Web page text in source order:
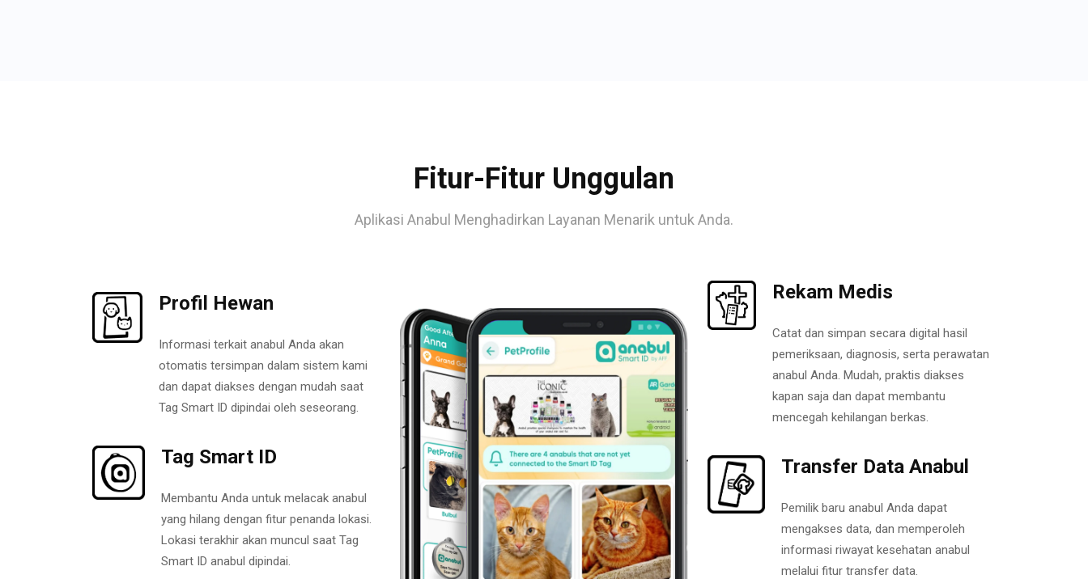
Fitur-Fitur Unggulan
Aplikasi Anabul Menghadirkan Layanan Menarik untuk Anda.
Profil Hewan
Informasi terkait anabul Anda akan
otomatis tersimpan dalam sistem kami
dan dapat diakses dengan mudah saat
Tag Smart ID dipindai oleh seseorang.
Tag Smart ID
Membantu Anda untuk melacak anabul
yang hilang dengan fitur penanda lokasi.
Lokasi terakhir akan muncul saat Tag
Smart ID anabul dipindai.
Rekam Medis
Catat dan simpan secara digital hasil
pemeriksaan, diagnosis, serta perawatan
anabul Anda. Mudah, praktis diakses
kapan saja dan dapat membantu
mencegah kehilangan berkas.
Transfer Data Anabul
Pemilik baru anabul Anda dapat
mengakses data, dan memperoleh
informasi riwayat kesehatan anabul
melalui fitur transfer data.